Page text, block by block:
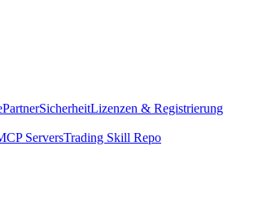
PartnerSicherheitLizenzen & Registrierung
ServersTrading Skill Repo